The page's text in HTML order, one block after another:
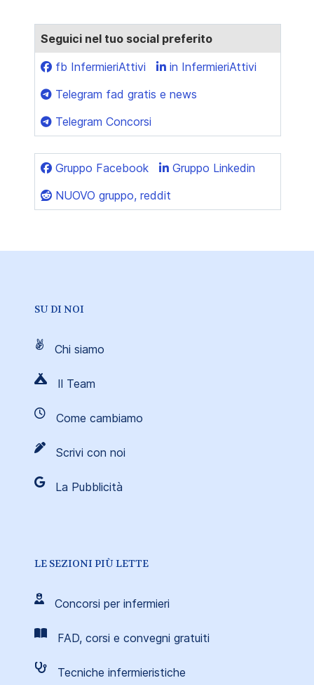
Seguici nel tuo social preferito
fb InfermieriAttivi
in InfermieriAttivi
Telegram fad gratis e news
Telegram Concorsi
Gruppo Facebook
Gruppo Linkedin
NUOVO gruppo, reddit
SU DI NOI
Chi siamo
Il Team
Come cambiamo
Scrivi con noi
La Pubblicità
LE SEZIONI PIÙ LETTE
Concorsi per infermieri
FAD, corsi e convegni gratuiti
Tecniche infermieristiche